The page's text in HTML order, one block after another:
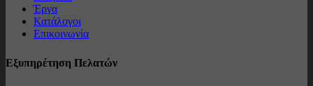
Έργα
Κατάλογοι
Επικοινωνία
Εξυπηρέτηση Πελατών